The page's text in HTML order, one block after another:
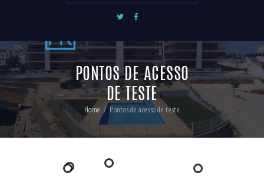
PONTOS DE ACESSO
DE TESTE
Home Pontos de acesso de teste